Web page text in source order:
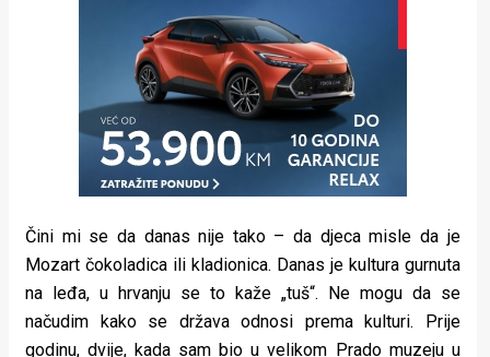
Čini mi se da danas nije tako – da djeca misle da je
Mozart čokoladica ili kladionica. Danas je kultura gurnuta
na leđa, u hrvanju se to kaže „tuš“. Ne mogu da se
načudim kako se država odnosi prema kulturi. Prije
godinu, dvije, kada sam bio u velikom Prado muzeju u